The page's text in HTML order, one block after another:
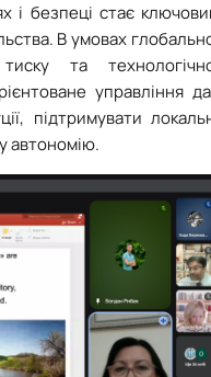
і безпеці стає
В умовах
та
управління
підтримувати
автономію.